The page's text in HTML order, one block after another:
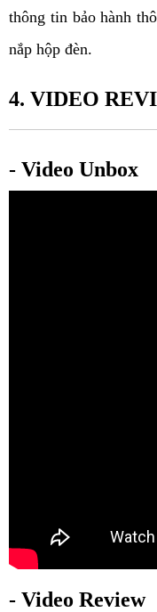
thông tin bảo hành
nắp hộp đèn.
4. VIDEO
- Video Unbox
- Video Review